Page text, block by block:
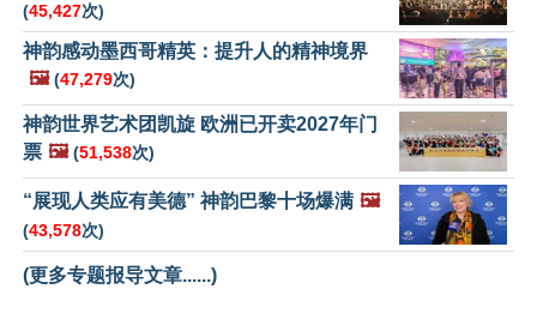
(45,427次)
神韵感动墨西哥精英：提升人的精神境界
🖼️ (47,279次)
神韵世界艺术团凯旋 欧洲已开卖2027年门
票 🖼️ (51,538次)
“展现人类应有美德” 神韵巴黎十场爆满 🖼️
(43,578次)
(更多专题报导文章......)